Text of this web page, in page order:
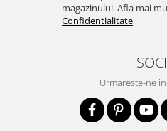
magazinului. Afla mai
Confidentialitate
Urmareste-ne